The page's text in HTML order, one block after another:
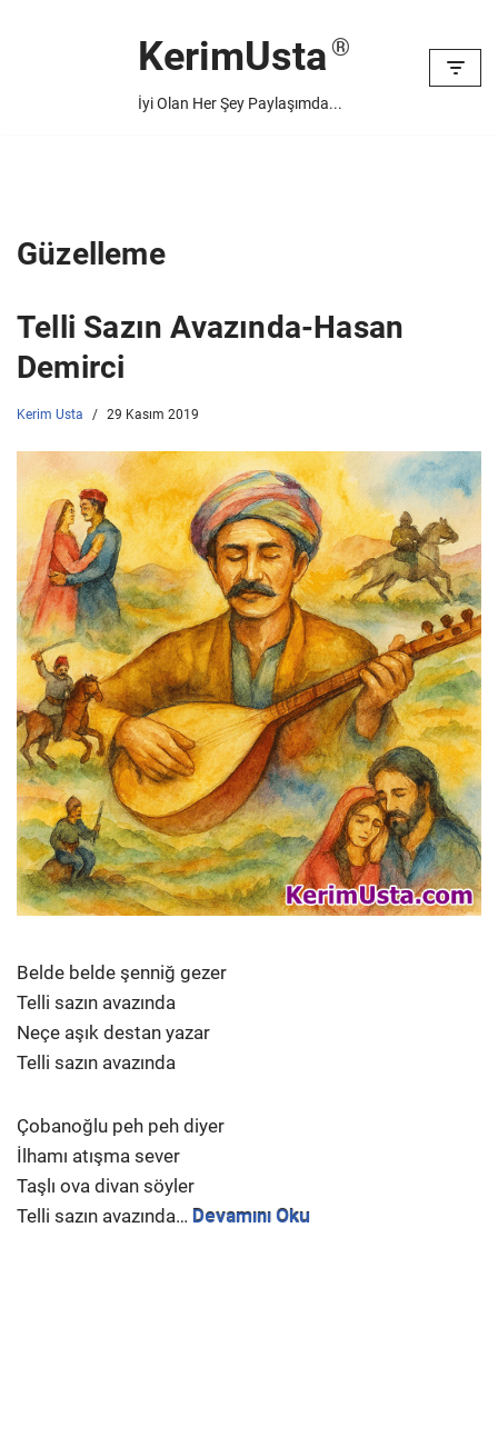
KerimUsta
İyi Olan Her Şey Paylaşımda...
Güzelleme
Telli Sazın Avazında-Hasan
Demirci
Kerim Usta 29 Kasım 2019
Belde belde şenniğ gezer
Telli sazın avazında
Neçe aşık destan yazar
Telli sazın avazında
Çobanoğlu peh peh diyer
İlhamı atışma sever
Taşlı ova divan söyler
Telli sazın avazında… Devamını Oku